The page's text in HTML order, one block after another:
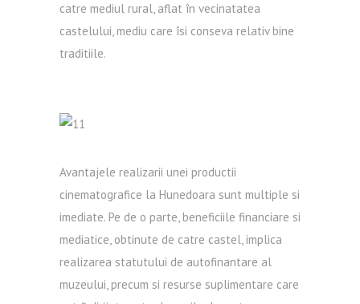
catre mediul rural, aflat în vecinatatea
castelului, mediu care îsi conseva relativ bine
traditiile.
Avantajele realizarii unei productii
cinematografice la Hunedoara sunt multiple si
imediate. Pe de o parte, beneficiile financiare si
mediatice, obtinute de catre castel, implica
realizarea statutului de autofinantare al
muzeului, precum si resurse suplimentare care